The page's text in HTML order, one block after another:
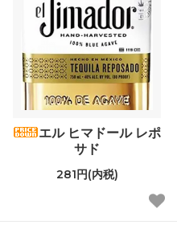
エル ヒマドール レポ
サド
281円(内税)